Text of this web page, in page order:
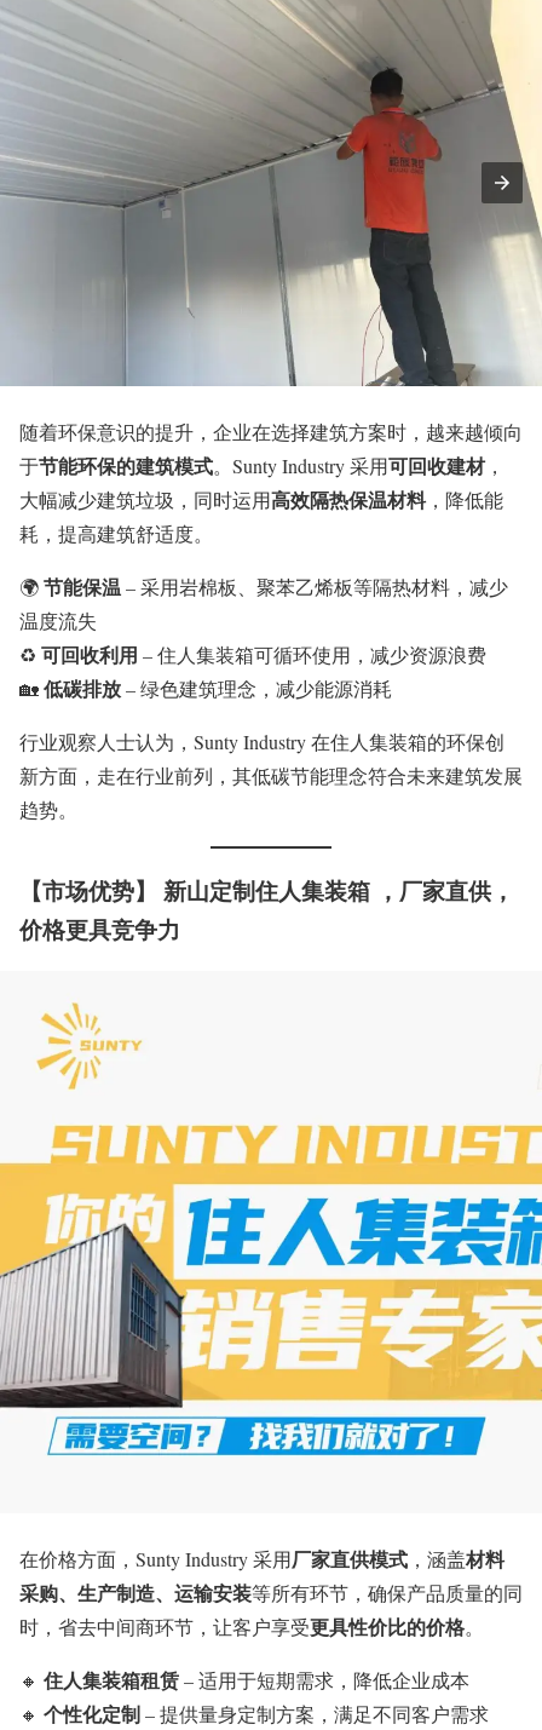
随着环保意识的提升，企业在选择建筑方案时，越来越倾向
于节能环保的建筑模式。Sunty Industry 采用可回收建材，
大幅减少建筑垃圾，同时运用高效隔热保温材料，降低能
耗，提高建筑舒适度。
🌍节能保温– 采用岩棉板、聚苯乙烯板等隔热材料，减少
温度流失
♻ 可回收利用 – 住人集装箱可循环使用，减少资源浪费
🏡低碳排放– 绿色建筑理念，减少能源消耗
行业观察人士认为，Sunty Industry 在住人集装箱的环保创
新方面，走在行业前列，其低碳节能理念符合未来建筑发展
趋势。
【市场优势】 新山定制住人集装箱 ，厂家直供，
价格更具竞争力
在价格方面，Sunty Industry 采用厂家直供模式 ，涵盖材料
采购、生产制造、运输安装等所有环节，确保产品质量的同
时，省去中间商环节，让客户享受更具性价比的价格。
🔸 住人集装箱租赁– 适用于短期需求，降低企业成本
🔸 个性化定制– 提供量身定制方案，满足不同客户需求